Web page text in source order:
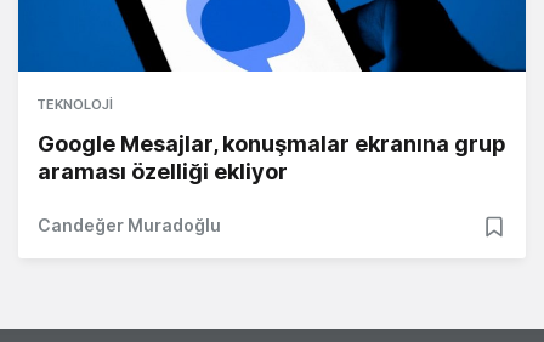
TEKNOLOJI
Google Mesajlar, konuşmalar ekranına grup
araması özelliği ekliyor
Candeğer Muradoğlu